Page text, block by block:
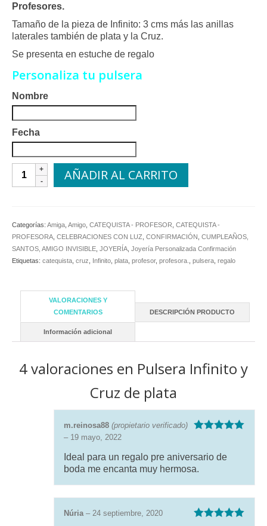
Profesores.
Tamaño de la pieza de Infinito: 3 cms más las anillas
laterales también de plata y la Cruz.
Se presenta en estuche de regalo
Personaliza tu pulsera
Nombre
Fecha
Pulsera
Infinito
plata
cantidad
AÑADIR AL CARRITO
Categorías: Amiga Amigo CATEQUISTA - PROFESOR CATEQUISTA -
PROFESORA CELEBRACIONES CON LUZ CONFIRMACIÓN CUMPLEAÑOS,
SANTOS, AMIGO INVISIBLE JOYERÍA Joyería Personalizada Confirmación
Etiquetas: catequista cruz Infinito plata profesor, profesora. pulsera regalo
VALORACIONES Y
COMENTARIOS
DESCRIPCIÓN PRODUCTO
Información adicional
4 valoraciones en Pulsera Infinito y
Cruz de plata
m.reinosa88 (propietario verificado)
– 19 mayo, 2022
Ideal para un regalo pre aniversario de
boda me encanta muy hermosa.
Núria – 24 septiembre, 2020